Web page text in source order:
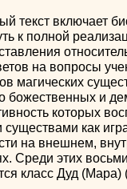
текст включает
к полной
на вопросы
магических
божественных и
которых
как
на внешнем,
Среди этих
класс Дуд (Мара)